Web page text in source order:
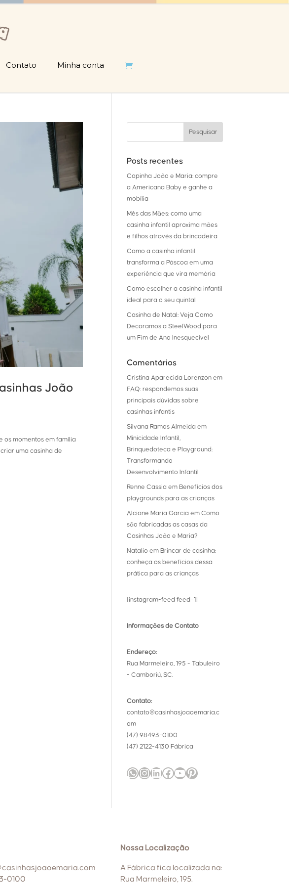
Contato Minha conta 
João
os momentos em família
uma casinha de
Posts recentes
Copinha João e Maria: compre
a Americana Baby e ganhe a
mobília
Mês das Mães: como uma
casinha infantil aproxima mães
e filhos através da brincadeira
Como a casinha infantil
transforma a Páscoa em uma
experiência que vira memória
Como escolher a casinha infantil
ideal para o seu quintal
Casinha de Natal: Veja Como
Decoramos a SteelWood para
um Fim de Ano Inesquecível
Comentários
Cristina Aparecida Lorenzon em
FAQ: respondemos suas
principais dúvidas sobre
casinhas infantis
Silvana Ramos Almeida em
Minicidade Infantil,
Brinquedoteca e Playground:
Transformando
Desenvolvimento Infantil
Renne Cassia emBenefícios dos
playgrounds para as crianças
Alcione Maria Garcia emComo
são fabricadas as casas da
Casinhas João e Maria?
Natalio emBrincar de casinha:
conheça os benefícios dessa
prática para as crianças
[instagram-feed feed=1]
Informações de Contato
Endereço:
Rua Marmeleiro, 195 - Tabuleiro
- Camboriú, SC.
Contato:
contato@casinhasjoaoemaria.c
om
(47) 98493-0100
(47) 2122-4130 Fábrica
WhatsApp
Instagram
LinkedIn
Facebook
Youtube
Pinterest
0100
Nossa Localização
A Fábrica fica localizada na:
Rua Marmeleiro, 195.